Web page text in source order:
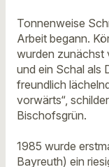
Tonnenweise
Arbeit begann.
wurden zunächst
und ein Schal als
freundlich
vorwärts“,
Bischofsgrün.
1985 wurde
Bayreuth) ein